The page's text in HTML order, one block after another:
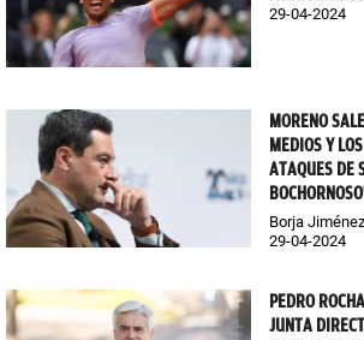
29-04-2024
MORENO
MEDIOS Y
ATAQUES DE
Borja Jiménez
29-04-2024
PEDRO
JUNTA